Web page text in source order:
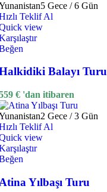
5 Gece / 6 Gün
Teklif Al
view
Balayı Turu
€ 'dan itibaren
2 Gece / 3 Gün
Teklif Al
view
Yılbaşı Turu